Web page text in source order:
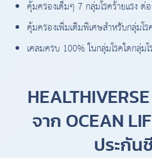
คุ้มครองเต็มๆ 7 กลุ่มโรคร้ายแรง ต่
คุ้มครองเพิ่มเติมพิเศษสำหรับกลุ่มโ
เคลมครบ 100% ในกลุ่มโรคใดกลุ่ม
จาก OCEAN
ประกัน